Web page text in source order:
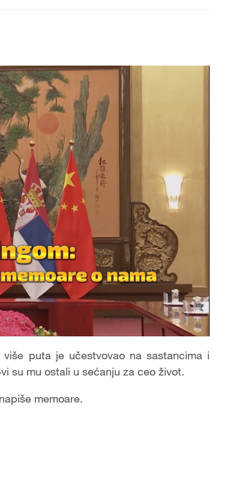
više puta je učestvovao na sastancima i
su mu ostali u sećanju za ceo život.
memoare.